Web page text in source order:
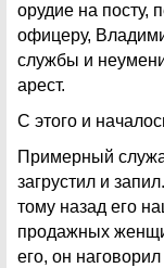
орудие на посту,
офицеру,
службы и
арест.
С этого и
Примерный
загрустил и
тому назад его
продажных
его, он наговорил